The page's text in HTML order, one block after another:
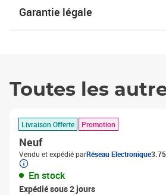
Garantie légale
Toutes les
Livraison Offerte Promotion
Neuf
Vendu et expédié parRéseau Electronique
En stock
Expédié sous 2 jours